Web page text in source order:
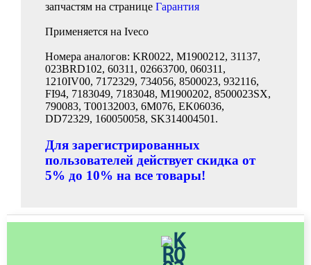
запчастям на странице Гарантия
Применяется на Iveco
Номера аналогов: KR0022, M1900212, 31137,
023BRD102, 60311, 02663700, 060311,
1210IV00, 7172329, 734056, 8500023, 932116,
FI94, 7183049, 7183048, M1900202, 8500023SX,
790083, T00132003, 6M076, EK06036,
DD72329, 160050058, SK314004501.
Для зарегистрированных
пользователей действует скидка от
5% до 10% на все товары!